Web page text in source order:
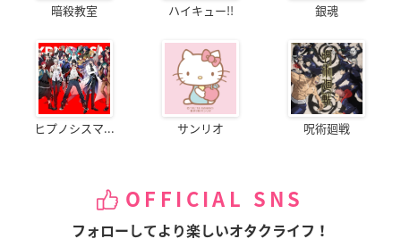
暗殺教室 ハイキュー!! 銀魂
ヒプノシスマ... サンリオ 呪術廻戦
OFFICIAL SNS
フォローしてより楽しいオタクライフ！